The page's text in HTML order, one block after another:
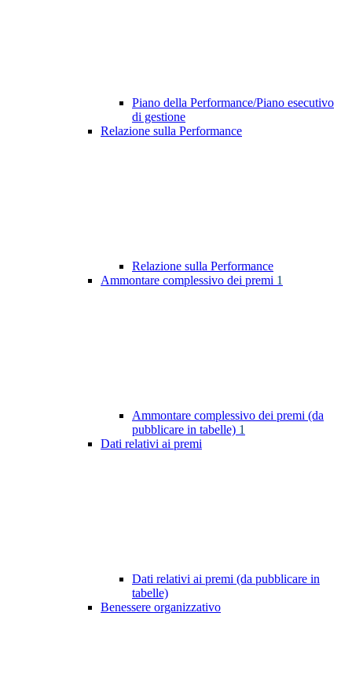
Piano della Performance/Piano esecutivo
di gestione
Relazione sulla Performance
Relazione sulla Performance
Ammontare complessivo dei premi 1
Ammontare complessivo dei premi (da
pubblicare in tabelle) 1
Dati relativi ai premi
Dati relativi ai premi (da pubblicare in
tabelle)
Benessere organizzativo